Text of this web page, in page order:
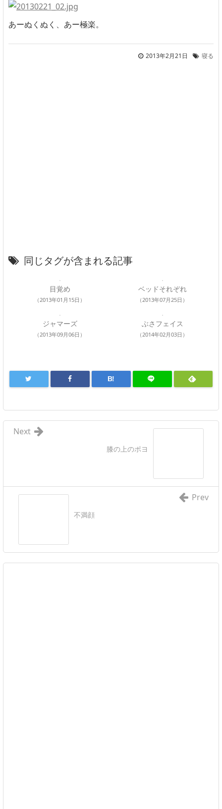
あーぬくぬく、あー極楽。
2013年2月21日 寝る
同じタグが含まれる記事
目覚め
（2013年01月15日）
ベッドそれぞれ
（2013年07月25日）
ジャマーズ
（2013年09月06日）
ぶさフェイス
（2014年02月03日）
B!
膝の上のポヨ
Next
不満顔
Prev